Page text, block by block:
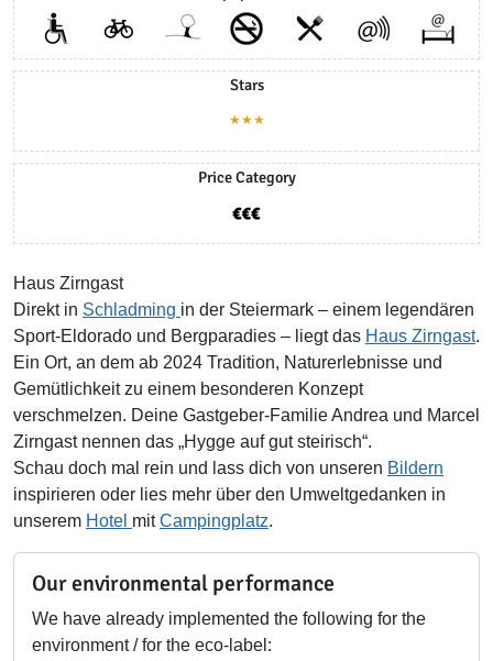
Stars
★★★
Price Category
Haus Zirngast
Direkt in Schladming in der Steiermark – einem legendären
Sport-Eldorado und Bergparadies – liegt das Haus Zirngast.
Ein Ort, an dem ab 2024 Tradition, Naturerlebnisse und
Gemütlichkeit zu einem besonderen Konzept
verschmelzen. Deine Gastgeber-Familie Andrea und Marcel
Zirngast nennen das „Hygge auf gut steirisch“.
Schau doch mal rein und lass dich von unseren Bildern
inspirieren oder lies mehr über den Umweltgedanken in
unserem Hotel mitCampingplatz.
Our environmental performance
We have already implemented the following for the
environment / for the eco-label: